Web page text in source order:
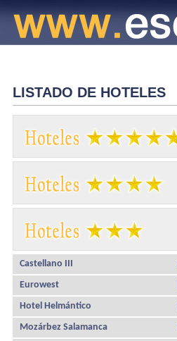
LISTADO DE HOTELES
Castellano III
Eurowest
Hotel Helmántico
Mozárbez Salamanca